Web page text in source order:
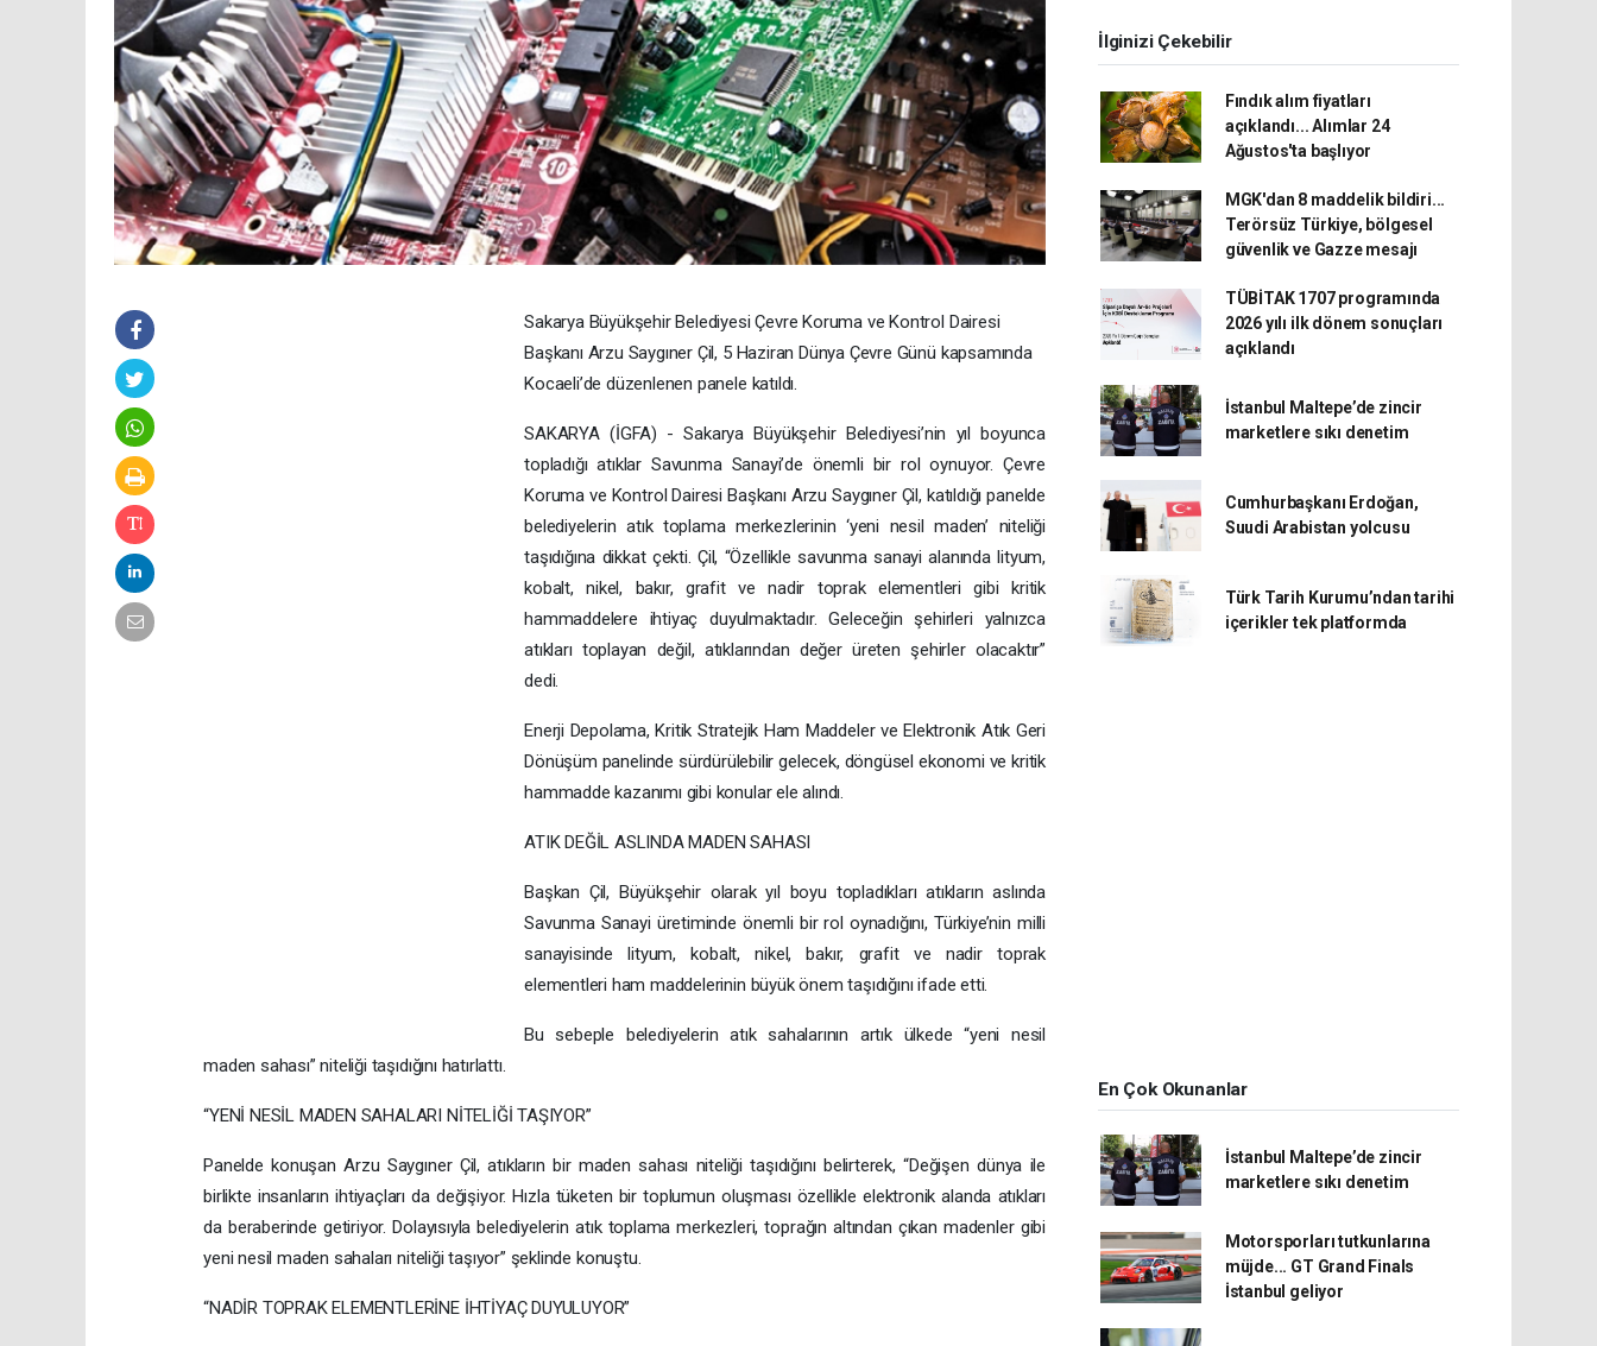
Sakarya Büyükşehir Belediyesi Çevre Koruma ve Kontrol Dairesi
Başkanı Arzu Saygıner Çil, 5 Haziran Dünya Çevre Günü kapsamında
Kocaeli’de düzenlenen panele katıldı.
SAKARYA (İGFA) - Sakarya Büyükşehir Belediyesi’nin yıl boyunca
topladığı atıklar Savunma Sanayi’de önemli bir rol oynuyor. Çevre
Koruma ve Kontrol Dairesi Başkanı Arzu Saygıner Çil, katıldığı panelde
belediyelerin atık toplama merkezlerinin ‘yeni nesil maden’ niteliği
taşıdığına dikkat çekti. Çil, “Özellikle savunma sanayi alanında lityum,
kobalt, nikel, bakır, grafit ve nadir toprak elementleri gibi kritik
hammaddelere ihtiyaç duyulmaktadır. Geleceğin şehirleri yalnızca
atıkları toplayan değil, atıklarından değer üreten şehirler olacaktır”
dedi.
Enerji Depolama, Kritik Stratejik Ham Maddeler ve Elektronik Atık Geri
Dönüşüm panelinde sürdürülebilir gelecek, döngüsel ekonomi ve kritik
hammadde kazanımı gibi konular ele alındı.
ATIK DEĞİL ASLINDA MADEN SAHASI
Başkan Çil, Büyükşehir olarak yıl boyu topladıkları atıkların aslında
Savunma Sanayi üretiminde önemli bir rol oynadığını, Türkiye’nin milli
sanayisinde lityum, kobalt, nikel, bakır, grafit ve nadir toprak
elementleri ham maddelerinin büyük önem taşıdığını ifade etti.
Bu sebeple belediyelerin atık sahalarının artık ülkede “yeni nesil
maden sahası” niteliği taşıdığını hatırlattı.
“YENİ NESİL MADEN SAHALARI NİTELİĞİ TAŞIYOR”
Panelde konuşan Arzu Saygıner Çil, atıkların bir maden sahası niteliği taşıdığını belirterek, “Değişen dünya ile
birlikte insanların ihtiyaçları da değişiyor. Hızla tüketen bir toplumun oluşması özellikle elektronik alanda atıkları
da beraberinde getiriyor. Dolayısıyla belediyelerin atık toplama merkezleri, toprağın altından çıkan madenler gibi
yeni nesil maden sahaları niteliği taşıyor” şeklinde konuştu.
“NADİR TOPRAK ELEMENTLERİNE İHTİYAÇ DUYULUYOR”
İlginizi Çekebilir
Fındık alım fiyatları
açıklandı... Alımlar 24
Ağustos'ta başlıyor
MGK'dan 8 maddelik bildiri...
Terörsüz Türkiye, bölgesel
güvenlik ve Gazze mesajı
TÜBİTAK 1707 programında
2026 yılı ilk dönem sonuçları
açıklandı
İstanbul Maltepe’de zincir
marketlere sıkı denetim
Cumhurbaşkanı Erdoğan,
Suudi Arabistan yolcusu
Türk Tarih Kurumu’ndan tarihi
içerikler tek platformda
En Çok Okunanlar
İstanbul Maltepe’de zincir
marketlere sıkı denetim
Motorsporları tutkunlarına
müjde... GT Grand Finals
İstanbul geliyor